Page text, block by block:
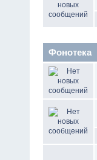
Фонотека